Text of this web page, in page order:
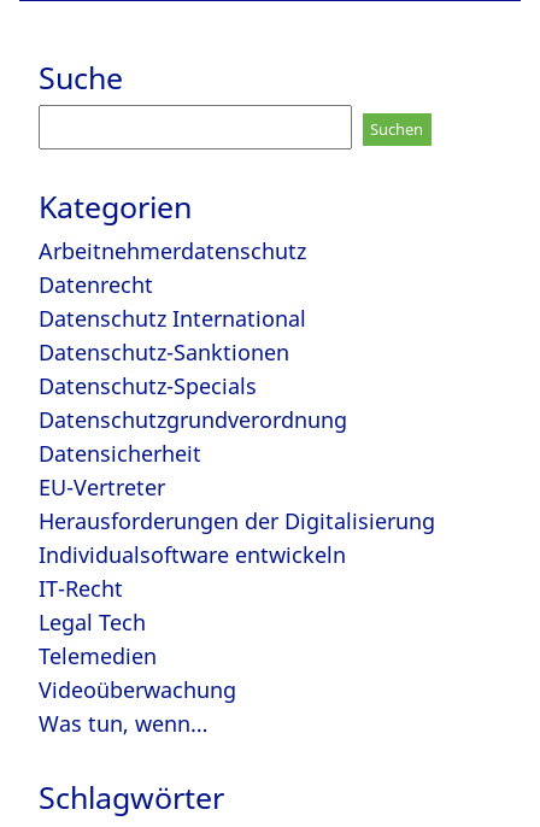
Suche
nach:
Kategorien
Arbeitnehmerdatenschutz
Datenrecht
Datenschutz International
Datenschutz-Sanktionen
Datenschutz-Specials
Datenschutzgrundverordnung
Datensicherheit
EU-Vertreter
Herausforderungen der Digitalisierung
Individualsoftware entwickeln
IT-Recht
Legal Tech
Telemedien
Videoüberwachung
Was tun, wenn…
Schlagwörter